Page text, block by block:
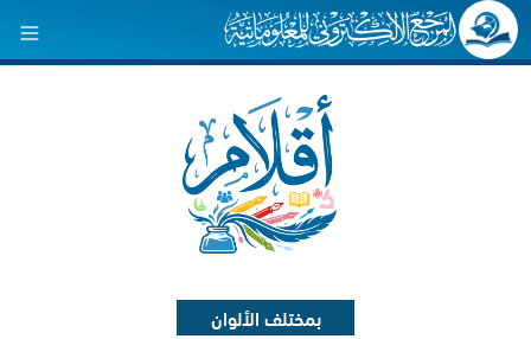
بمختلف الألوان